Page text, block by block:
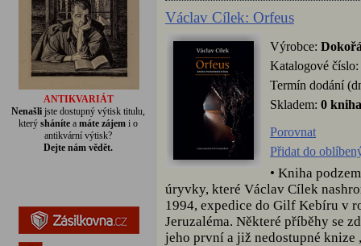
ANTIKVARIÁT
Nenašli jste dostupný výtisk titulu,
kterýsháníte amáte zájem i o
antikvární výtisk?
Dejte nám vědět.
Václav Cílek: Orfeus
Výrobce:
Katalogové číslo:
Termín dodání
Skladem: 0 kniha
Porovnat
Přidat do
• Kniha
úryvky, které Václav Cílek
1994, expedice do Gilf Kebíru v
Jeruzaléma. Některé příběhy se
jeho první a již nedostupné knize